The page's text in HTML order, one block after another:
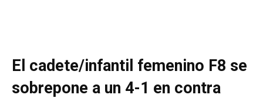
El cadete/infantil femenino F8 se
sobrepone a un 4-1 en contra